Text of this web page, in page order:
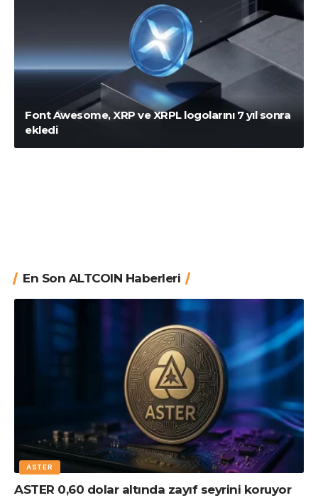
Font Awesome, XRP ve XRPL logolarını 7 yıl sonra
ekledi
En Son ALTCOIN Haberleri
ASTER
ASTER 0,60 dolar altında zayıf seyrini koruyor